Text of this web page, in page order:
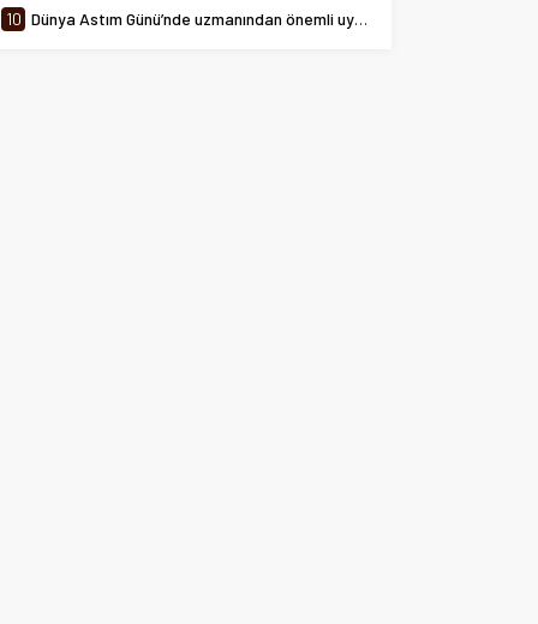
10 Dünya Astım Günü’nde uzmanından önemli uyarılar